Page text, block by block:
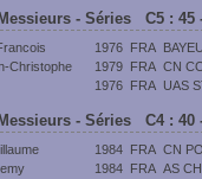
- Séries C5 : 45
1976 FRA
Christophe 1979 FRA CN
1976 FRA UAS
- Séries C4 : 40
1984 FRA CN
1984 FRA AS